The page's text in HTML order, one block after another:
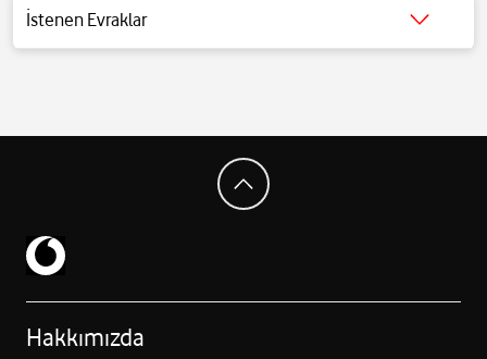
200 mm (8x optik zoom)
Sinematik mod, Hareket modu, Uzamsal video
Ön Kamera: 18 MP Center Stage Kamera (ƒ/1.9)
Otomatik netleme, Retina Flash
Portre modu, Animoji/Memoji, Gece modu
5G (sub-6 GHz ve mmWave)
USB-C (USB 3, DisplayPort desteği)
İstenen Evraklar
Detaylı bilgi içintıklayınız.
Hakkımızda